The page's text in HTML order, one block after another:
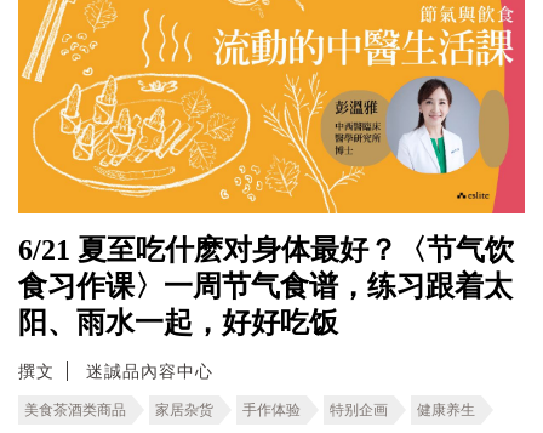
6/21 夏至吃什麽对身体最好？〈节气饮
食习作课〉一周节气食谱，练习跟着太
阳、雨水一起，好好吃饭
撰文 迷誠品內容中心
美食茶酒类商品 家居杂货 手作体验 特别企画 健康养生